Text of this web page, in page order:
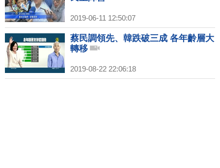
2019-06-11 12:50:07
蔡民調領先、韓跌破三成 各年齡層大
轉移
2019-08-22 22:06:18